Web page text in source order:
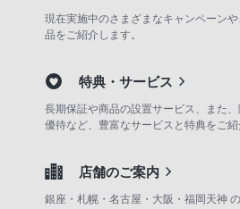
現在実施中のさまざまなキャンペーン
品をご紹介します。
特典・サービス
長期保証や商品の設置サービス、また
優待など、豊富なサービスと特典をご紹
店舗のご案内
銀座・札幌・名古屋・大阪・福岡天神